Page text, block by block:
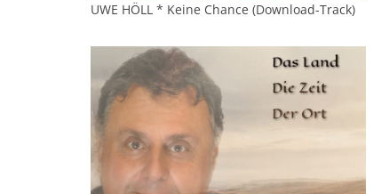
UWE HÖLL * Keine Chance (Download-Track)